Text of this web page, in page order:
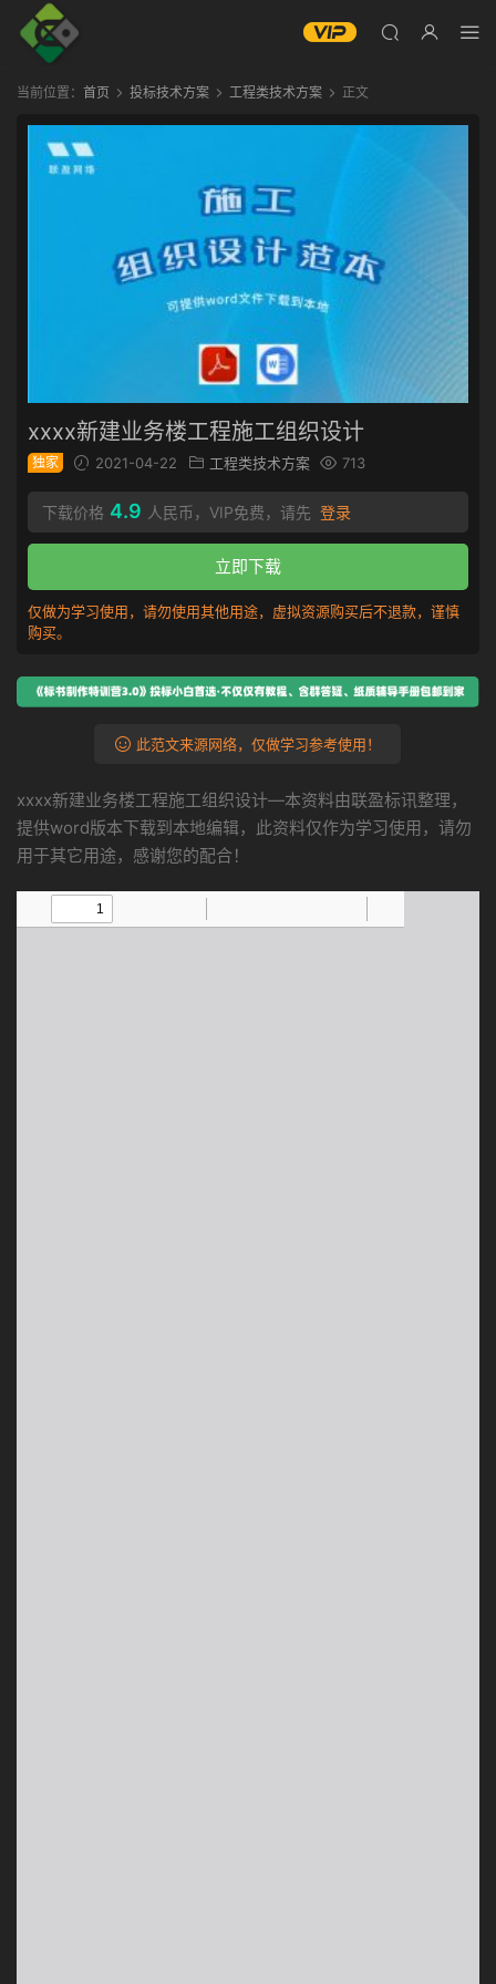
当前位置： 首页 投标技术方案 工程类技术方案 正文
xxxx新建业务楼工程施工组织设计
独家 2021-04-22 工程类技术方案 713
下载价格 4.9 人民币，VIP免费，请先 登录
立即下载
仅做为学习使用，请勿使用其他用途，虚拟资源购买后不退款，谨慎
购买。
此范文来源网络，仅做学习参考使用！
xxxx新建业务楼工程施工组织设计—本资料由联盈标讯整理，
提供word版本下载到本地编辑，此资料仅作为学习使用，请勿
用于其它用途，感谢您的配合！